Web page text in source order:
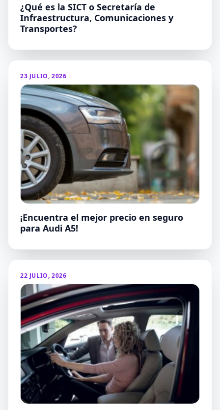
¿Qué es la SICT o Secretaría de
Infraestructura, Comunicaciones y
Transportes?
23 JULIO, 2026
¡Encuentra el mejor precio en seguro
para Audi A5!
22 JULIO, 2026